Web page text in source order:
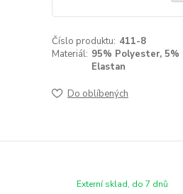
Číslo produktu: 411-8
Materiál: 95% Polyester, 5%
Elastan
Do oblíbených
Externí sklad, do 7 dnů